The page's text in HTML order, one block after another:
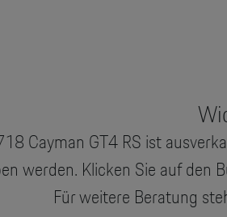
Cayman GT4 RS ist
werden. Klicken Sie auf den
Für weitere Beratung